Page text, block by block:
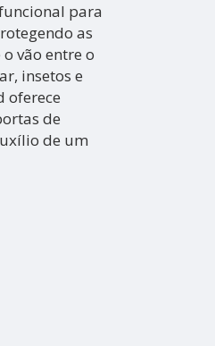
para
as
vão entre o
insetos e
oferece
de
de um